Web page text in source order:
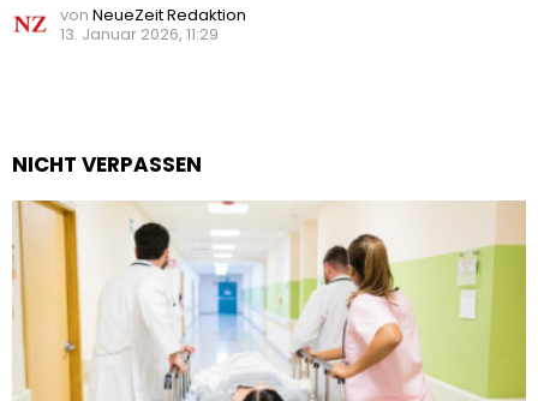
von NeueZeit Redaktion
13. Januar 2026, 11:29
NICHT VERPASSEN